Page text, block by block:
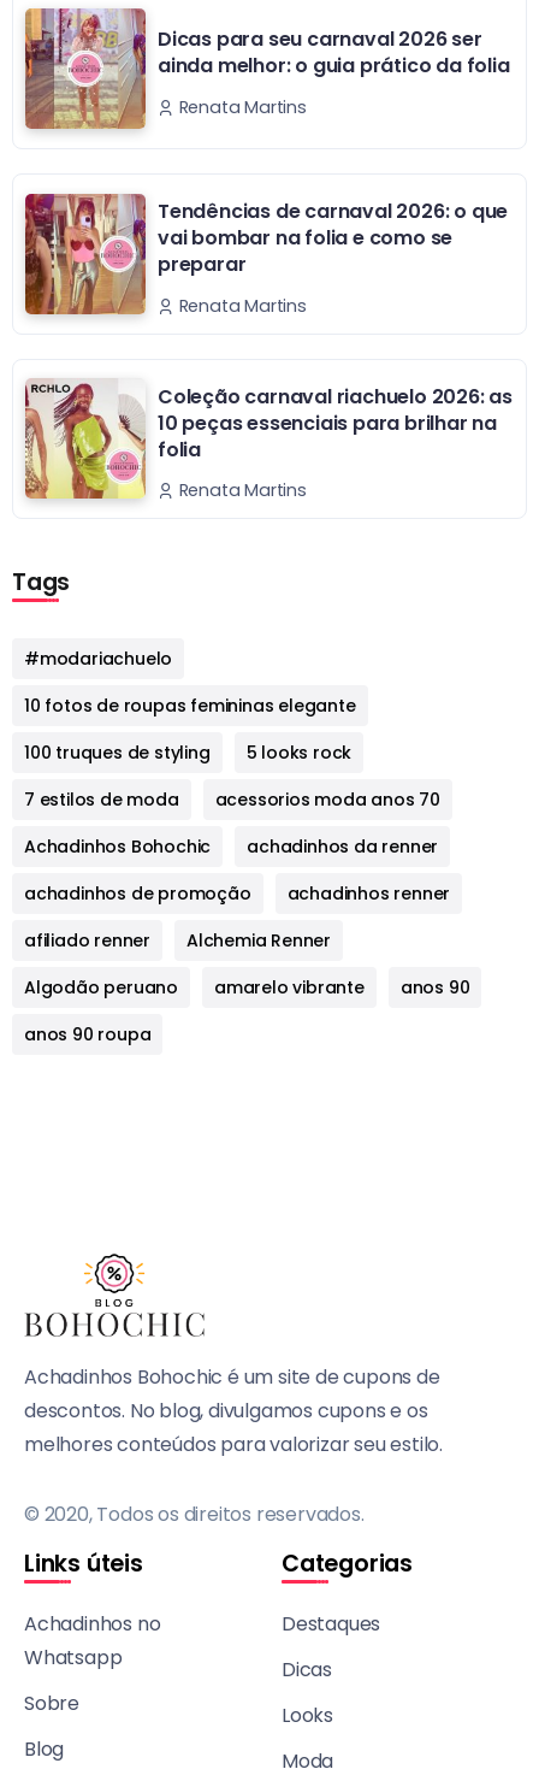
Dicas para seu carnaval 2026 ser
ainda melhor: o guia prático da folia
Renata Martins
Tendências de carnaval 2026: o que
vai bombar na folia e como se
preparar
Renata Martins
Coleção carnaval riachuelo 2026: as
10 peças essenciais para brilhar na
folia
Renata Martins
Tags
#modariachuelo
10 fotos de roupas femininas elegante
100 truques de styling
5 looks rock
7 estilos de moda
acessorios moda anos 70
Achadinhos Bohochic
achadinhos da renner
achadinhos de promoção
achadinhos renner
afiliado renner
Alchemia Renner
Algodão peruano
amarelo vibrante
anos 90
anos 90 roupa
Achadinhos Bohochic é um site de cupons de
descontos. No blog, divulgamos cupons e os
melhores conteúdos para valorizar seu estilo.
© 2020, Todos os direitos reservados.
Links úteis
Achadinhos no
Whatsapp
Sobre
Blog
Categorias
Destaques
Dicas
Looks
Moda